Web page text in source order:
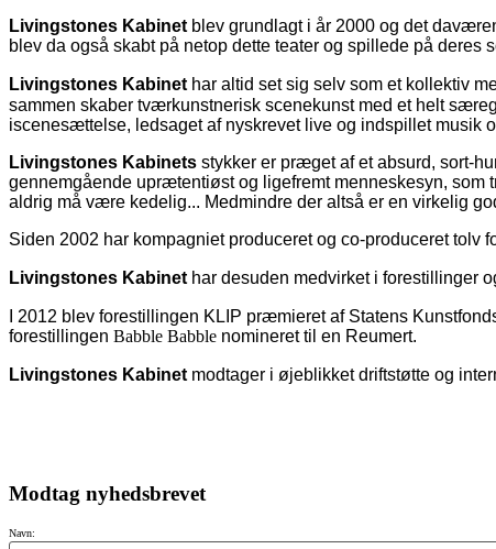
Livingstones Kabinet blev grundlagt i år 2000 og det
blev da også skabt på netop dette teater og spillede på
Livingstones Kabinet har altid set sig selv som et kollektiv
sammen skaber tværkunstnerisk scenekunst med et helt
iscenesættelse, ledsaget af nyskrevet live og indspillet musik
Livingstones Kabinets stykker er præget af et absurd, sort-
gennemgående uprætentiøst og ligefremt menneskesyn,
aldrig må være kedelig... Medmindre der altså er en virkelig
Siden 2002 har kompagniet produceret og co-produceret tolv
Livingstones Kabinet har desuden medvirket i forestillinger
I 2012 blev forestillingen KLIP præmieret af Statens
forestillingen Babble Babble nomineret til en Reumert.
Livingstones Kabinet modtager i øjeblikket driftstøtte og
Modtag nyhedsbrevet
Navn: